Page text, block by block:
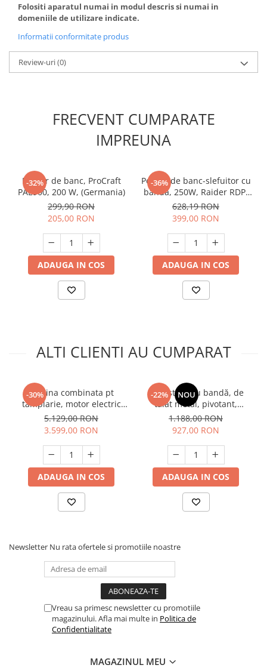
Folositi aparatul numai in modul descris si numai in
domeniile de utilizare indicate.
Informatii conformitate produs
Review-uri(0)
FRECVENT CUMPARATE
IMPREUNA
-32%
Polizor de banc, ProCraft
PAE900, 200 W, (Germania)
299,90 RON
205,00 RON
ADAUGA IN COS
-36%
Polizor de banc-slefuitor cu
banda, 250W, Raider RDP-
BG05, Profesional
628,19 RON
399,00 RON
ADAUGA IN COS
ALTI CLIENTI AU CUMPARAT
-30%
Masina combinata pt
tamplarie, motor electric
asincron, 2200W, Raider
RD-CWM01, Profesional
5.129,00 RON
3.599,00 RON
ADAUGA IN COS
-22% NOU
Fierăstrău cu bandă, de
tăiat metal, pivotant,
1200W, Raider RDP-BSM01
1.188,00 RON
927,00 RON
ADAUGA IN COS
Newsletter Nu rata ofertele si promotiile noastre
Vreau sa primesc newsletter cu promotiile
magazinului. Afla mai multe in Politica de
Confidentialitate
MAGAZINUL MEU